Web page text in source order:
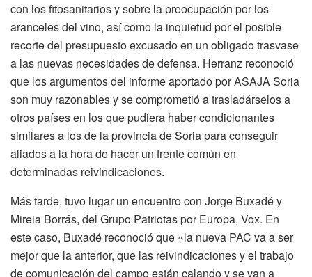
con los fitosanitarios y sobre la preocupación por los
aranceles del vino, así como la inquietud por el posible
recorte del presupuesto excusado en un obligado trasvase
a las nuevas necesidades de defensa. Herranz reconoció
que los argumentos del informe aportado por ASAJA Soria
son muy razonables y se comprometió a trasladárselos a
otros países en los que pudiera haber condicionantes
similares a los de la provincia de Soria para conseguir
aliados a la hora de hacer un frente común en
determinadas reivindicaciones.
Más tarde, tuvo lugar un encuentro con Jorge Buxadé y
Mireia Borrás, del Grupo Patriotas por Europa, Vox. En
este caso, Buxadé reconoció que «la nueva PAC va a ser
mejor que la anterior, que las reivindicaciones y el trabajo
de comunicación del campo están calando y se van a